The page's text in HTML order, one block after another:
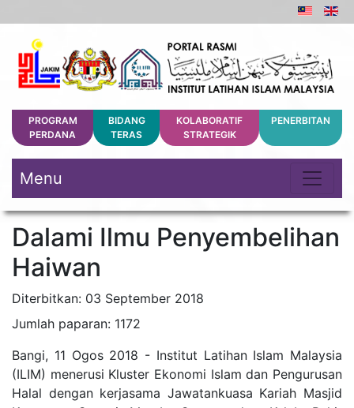
PROGRAM
PERDANA
BIDANG
TERAS
KOLABORATIF
STRATEGIK
PENERBITAN
Menu
Dalami Ilmu Penyembelihan
Haiwan
Diterbitkan: 03 September 2018
Jumlah paparan: 1172
Bangi, 11 Ogos 2018 - Institut Latihan Islam Malaysia
(ILIM) menerusi Kluster Ekonomi Islam dan Pengurusan
Halal dengan kerjasama Jawatankuasa Kariah Masjid